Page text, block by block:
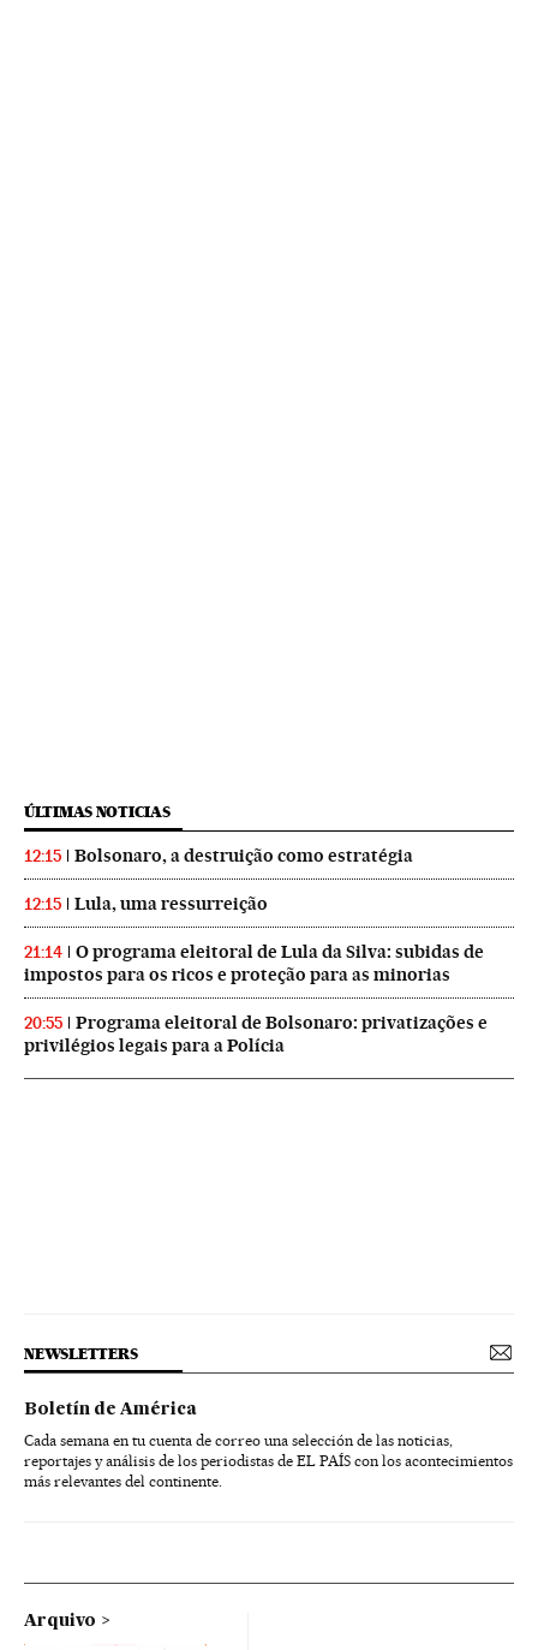
ÚLTIMAS NOTICIAS
12:15 Bolsonaro, a destruição como estratégia
12:15 Lula, uma ressurreição
21:14
O programa eleitoral de Lula da Silva: subidas de
impostos para os ricos e proteção para as minorias
20:55
Programa eleitoral de Bolsonaro: privatizações e
privilégios legais para a Polícia
NEWSLETTERS
Boletín de América
Cada semana en tu cuenta de correo una selección de las noticias,
reportajes y análisis de los periodistas de EL PAÍS con los acontecimientos
más relevantes del continente.
Arquivo